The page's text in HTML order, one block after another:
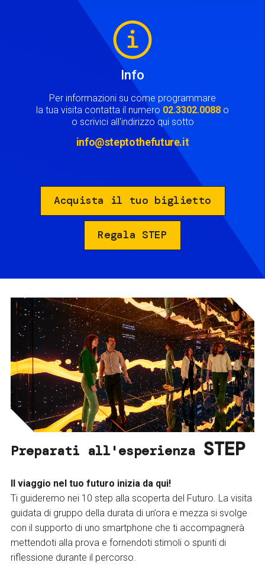
Info
Per informazioni su come programmare
la tua visita contatta il numero 02.3302.0088 o
o scrivici all'indirizzo qui sotto
info@steptothefuture.it
Acquista il tuo biglietto
Regala STEP
Preparati all'esperienza STEP
Il viaggio nel tuo futuro inizia da qui!
Ti guideremo nei 10 step alla scoperta del Futuro. La visita
guidata di gruppo della durata di un’ora e mezza si svolge
con il supporto di uno smartphone che ti accompagnerà
mettendoti alla prova e fornendoti stimoli o spunti di
riflessione durante il percorso.